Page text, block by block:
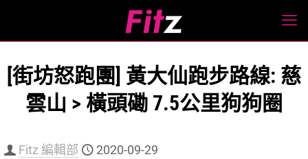
[街坊怒跑團] 黃大仙跑步路線: 慈
雲山 > 橫頭磡 7.5公里狗狗圈
Fitz 編輯部 2020-09-29